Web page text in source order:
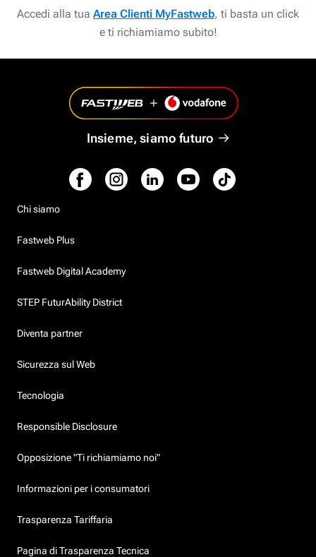
Accedi alla tua Area Clienti MyFastweb, ti basta un click
e ti richiamiamo subito!
Insieme, siamo futuro
Chi siamo
Fastweb Plus
Fastweb Digital Academy
STEP FuturAbility District
Diventa partner
Sicurezza sul Web
Tecnologia
Responsible Disclosure
Opposizione "Ti richiamiamo noi"
Informazioni per i consumatori
Trasparenza Tariffaria
Pagina di Trasparenza Tecnica